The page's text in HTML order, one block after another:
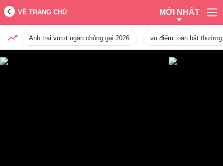
VỀ TRANG CHỦ MỚI NHẤT
Anh trai vượt ngàn chông gai 2026 vụ điểm toán bất